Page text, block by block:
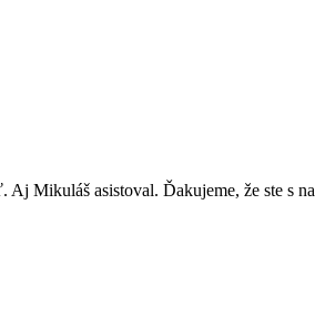
Mikuláš asistoval. Ďakujeme, že ste s